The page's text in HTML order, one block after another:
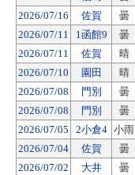
2026/07/16
佐賀 曇
2026/07/11
1函館9 曇
2026/07/11
佐賀 晴
2026/07/10
園田 晴
2026/07/08
門別 曇
2026/07/08
門別 曇
2026/07/05
2小倉4 小雨
2026/07/04
佐賀 曇
2026/07/02
大井 曇